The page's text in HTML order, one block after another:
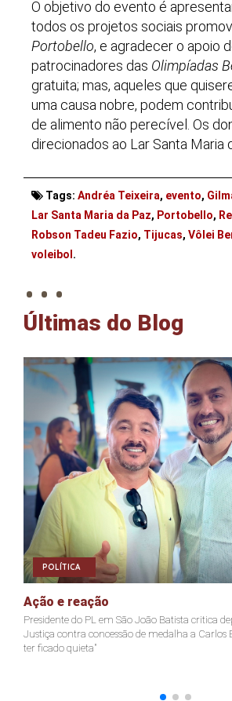
O objetivo do evento é
todos os projetos sociais
Portobello, e agradecer o apoio
patrocinadores das Olimpíadas
gratuita; mas, aqueles que
uma causa nobre, podem
de alimento não perecível. Os
direcionados ao Lar Santa Maria
Tags: Andréa Teixeira, evento,
Lar Santa Maria da Paz, Portobello,
Robson Tadeu Fazio, Tijucas, Vôlei
voleibol .
. . .
Últimas do Blog
POLÍTICA
Ação e reação
Presidente do PL em São João Batista critica
Justiça contra concessão de medalha a Carlos
ter ficado quieta"